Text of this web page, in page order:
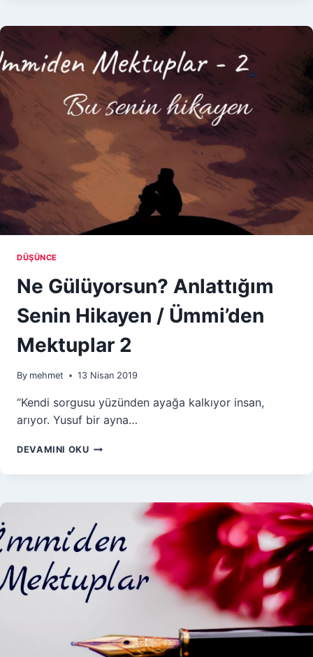
ÜMMI’DEN
DÜŞÜNCE
Ne Gülüyorsun? Anlattığım
Senin Hikayen / Ümmi’den
Mektuplar 2
By mehmet 13 Nisan 2019
“Kendi sorgusu yüzünden ayağa kalkıyor insan,
arıyor. Yusuf bir ayna…
DEVAMINI OKU NE
ANLATTIĞIM
HIKAYEN
ÜMMI’DEN
MEKTUPLAR